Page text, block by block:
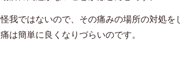
怪我ではないので、その痛みの場所の対処
痛は簡単に良くなりづらいのです。